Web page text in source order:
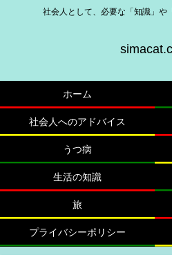
社会人として、必要な「知識」や
ホーム
社会人へのアドバイス
うつ病
生活の知識
旅
プライバシーポリシー